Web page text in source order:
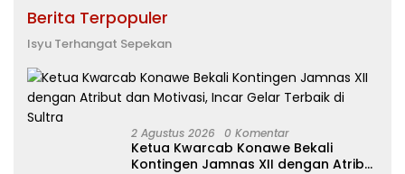
Berita Terpopuler
Isyu Terhangat Sepekan
2 Agustus 2026 0 Komentar
Ketua Kwarcab Konawe Bekali
Kontingen Jamnas XII dengan Atribut